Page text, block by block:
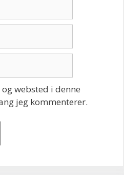
websted i denne
jeg kommenterer.